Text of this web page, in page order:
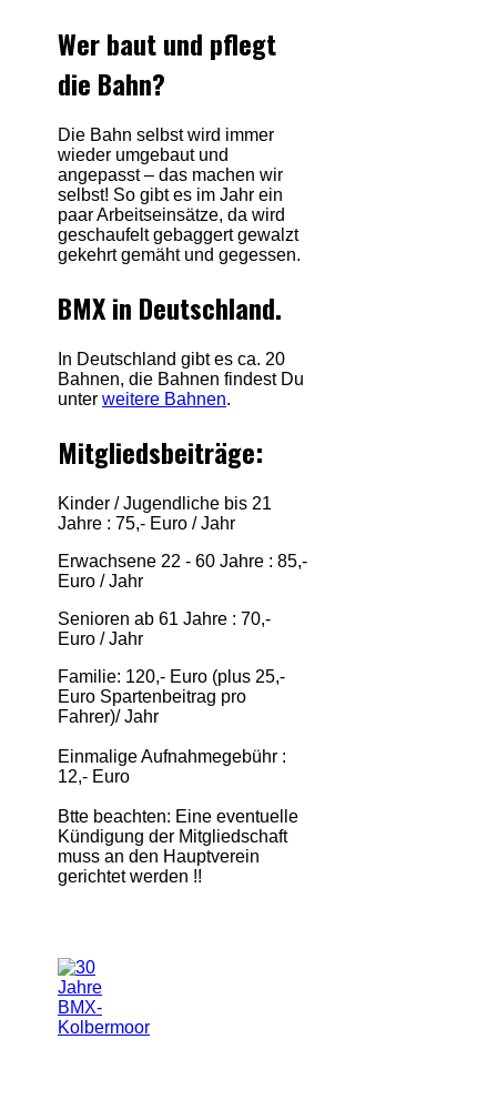
Wer baut und pflegt
die Bahn?
Die Bahn selbst wird immer
wieder umgebaut und
angepasst – das machen wir
selbst! So gibt es im Jahr ein
paar Arbeitseinsätze, da wird
geschaufelt gebaggert gewalzt
gekehrt gemäht und gegessen.
BMX in Deutschland.
In Deutschland gibt es ca. 20
Bahnen, die Bahnen findest Du
unter weitere Bahnen.
Mitgliedsbeiträge:
Kinder / Jugendliche bis 21
Jahre : 75,- Euro / Jahr
Erwachsene 22 - 60 Jahre : 85,-
Euro / Jahr
Senioren ab 61 Jahre : 70,-
Euro / Jahr
Familie: 120,- Euro (plus 25,-
Euro Spartenbeitrag pro
Fahrer)/ Jahr
Einmalige Aufnahmegebühr :
12,- Euro
Btte beachten: Eine eventuelle
Kündigung der Mitgliedschaft
muss an den Hauptverein
gerichtet werden !!